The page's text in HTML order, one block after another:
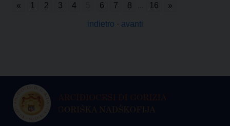
« 1 2 3 4 6 7 8 16 »
indietro · avanti